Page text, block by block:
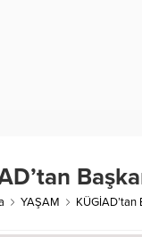
YAŞAM